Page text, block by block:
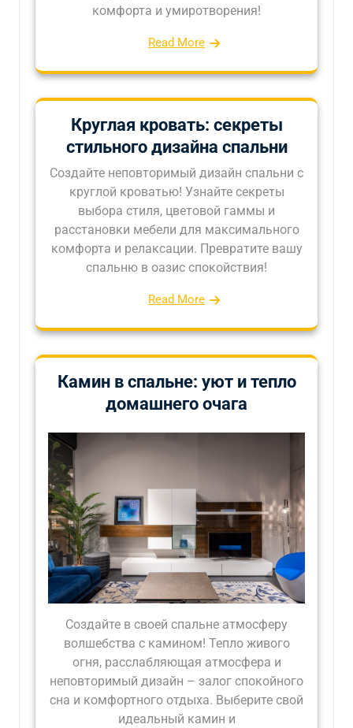
комфорта и умиротворения!
Read More
Круглая кровать: секреты
стильного дизайна спальни
Создайте неповторимый дизайн спальни с
круглой кроватью! Узнайте секреты
выбора стиля, цветовой гаммы и
расстановки мебели для максимального
комфорта и релаксации. Превратите вашу
спальню в оазис спокойствия!
Read More
Камин в спальне: уют и тепло
домашнего очага
Создайте в своей спальне атмосферу
волшебства с камином! Тепло живого
огня, расслабляющая атмосфера и
неповторимый дизайн – залог спокойного
сна и комфортного отдыха. Выберите свой
идеальный камин и